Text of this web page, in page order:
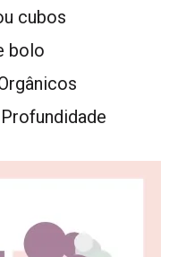
cubos
bolo